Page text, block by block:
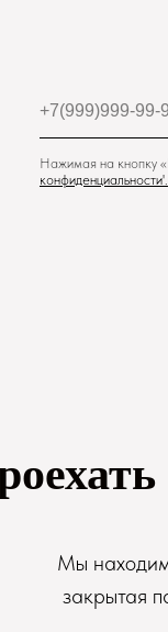
Нажимая на кнопку
конфиденциальности'.
Мы
закрытая